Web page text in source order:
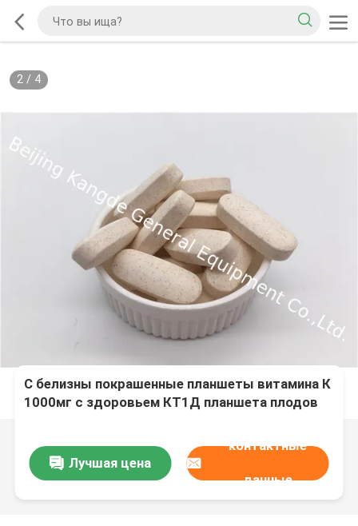
2/ 4
С белизны покрашенные планшеты витамина К
1000мг с здоровьем КТ1Д планшета плодов
Лучшая цена
контактные
данные